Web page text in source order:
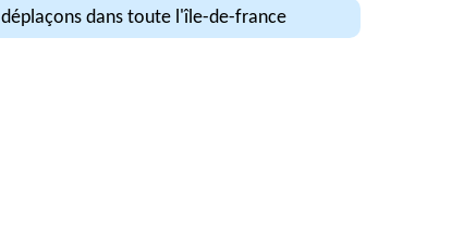
dans toute l'île-de-france